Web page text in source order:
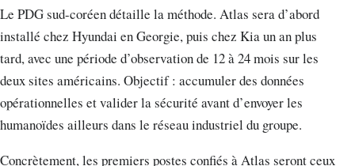
Le PDG sud-coréen détaille la méthode. Atlas sera d’abord
installé chez Hyundai en Georgie, puis chez Kia un an plus
tard, avec une période d’observation de 12 à 24 mois sur les
deux sites américains. Objectif : accumuler des données
opérationnelles et valider la sécurité avant d’envoyer les
humanoïdes ailleurs dans le réseau industriel du groupe.
Concrètement, les premiers postes confiés à Atlas seront ceux